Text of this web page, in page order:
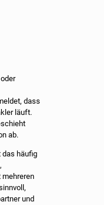
dass
läuft.
ab.
das häufig
mehreren
und